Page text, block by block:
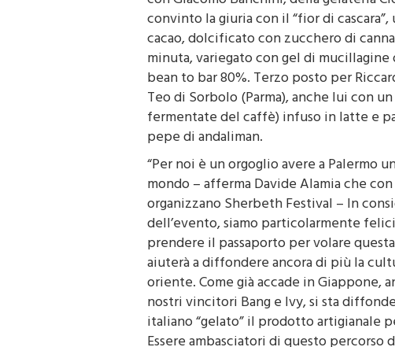
con Giacomo Banchini, della gelateria
convinto la giuria con il “fior di
cacao, dolcificato con zucchero di
minuta, variegato con gel di
bean to bar 80%. Terzo posto per
Teo di Sorbolo (Parma), anche lui con
fermentate del caffè) infuso in latte e
pepe di andaliman.
“Per noi è un orgoglio avere a
mondo – afferma Davide Alamia che
organizzano Sherbeth Festival – In
dell’evento, siamo particolarmente
prendere il passaporto per volare
aiuterà a diffondere ancora di più la
oriente. Come già accade in Giappone,
nostri vincitori Bang e Ivy, si sta
italiano “gelato” il prodotto artigianale